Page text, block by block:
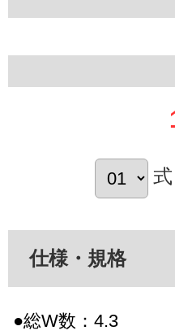
式
仕様・規格
●総W数：4.3